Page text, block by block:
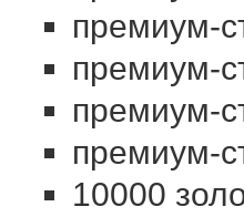
премиум-
премиум-
премиум-
премиум-
10000